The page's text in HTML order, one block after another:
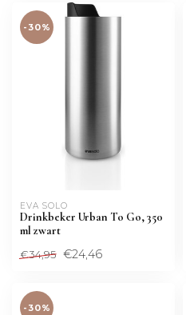
-30%
EVA SOLO
Drinkbeker Urban To Go, 350
ml zwart
€34,95 €24,46
-30%